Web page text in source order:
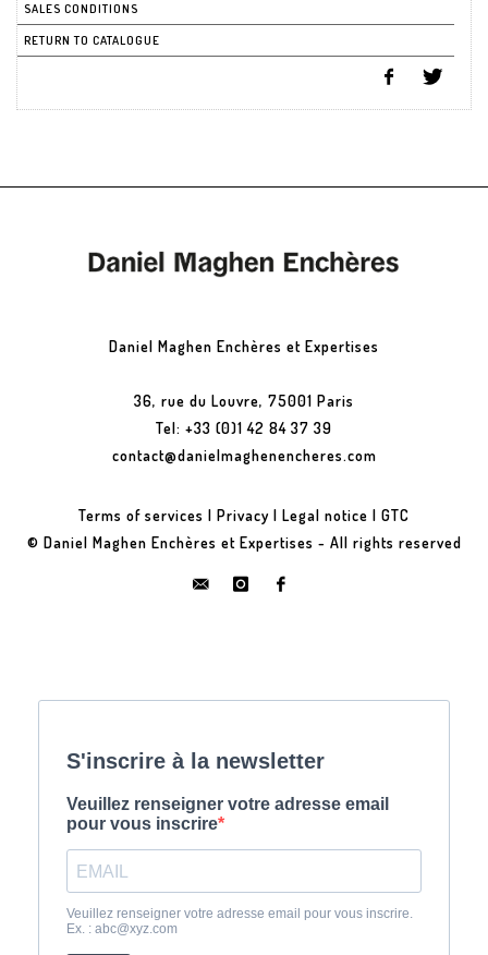
SALES CONDITIONS
RETURN TO CATALOGUE
Daniel Maghen Enchères et Expertises
36, rue du Louvre, 75001 Paris
Tel: +33 (0)1 42 84 37 39
contact@danielmaghenencheres.com
Terms of services | Privacy | Legal notice | GTC
© Daniel Maghen Enchères et Expertises - All rights reserved